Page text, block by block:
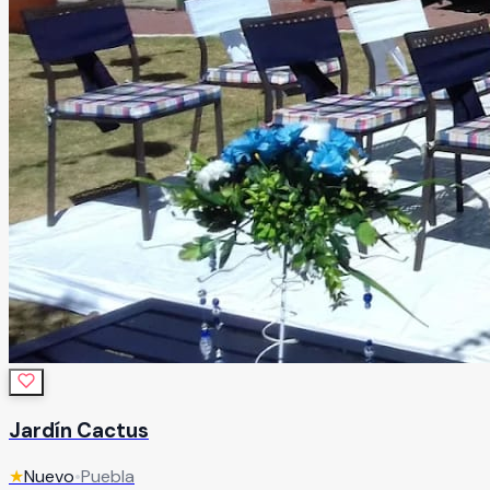
Jardín Cactus
★Nuevo•Puebla